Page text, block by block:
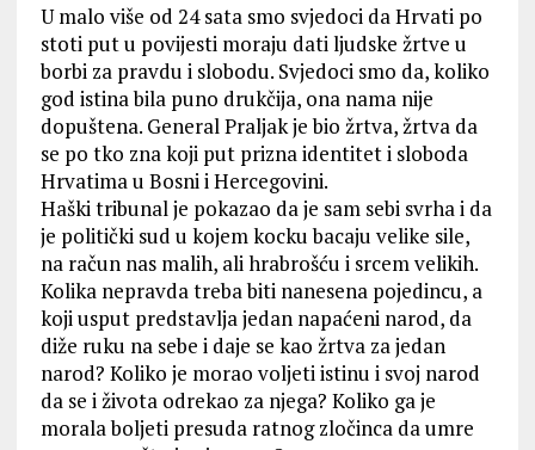
U malo više od 24 sata smo svjedoci da Hrvati po
stoti put u povijesti moraju dati ljudske žrtve u
borbi za pravdu i slobodu. Svjedoci smo da, koliko
god istina bila puno drukčija, ona nama nije
dopuštena. General Praljak je bio žrtva, žrtva da
se po tko zna koji put prizna identitet i sloboda
Hrvatima u Bosni i Hercegovini.
Haški tribunal je pokazao da je sam sebi svrha i da
je politički sud u kojem kocku bacaju velike sile,
na račun nas malih, ali hrabrošću i srcem velikih.
Kolika nepravda treba biti nanesena pojedincu, a
koji usput predstavlja jedan napaćeni narod, da
diže ruku na sebe i daje se kao žrtva za jedan
narod? Koliko je morao voljeti istinu i svoj narod
da se i života odrekao za njega? Koliko ga je
morala boljeti presuda ratnog zločinca da umre